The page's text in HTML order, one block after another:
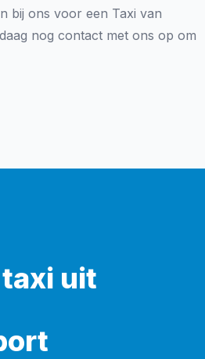
bij ons voor een Taxi van
nog contact met ons op om
uit